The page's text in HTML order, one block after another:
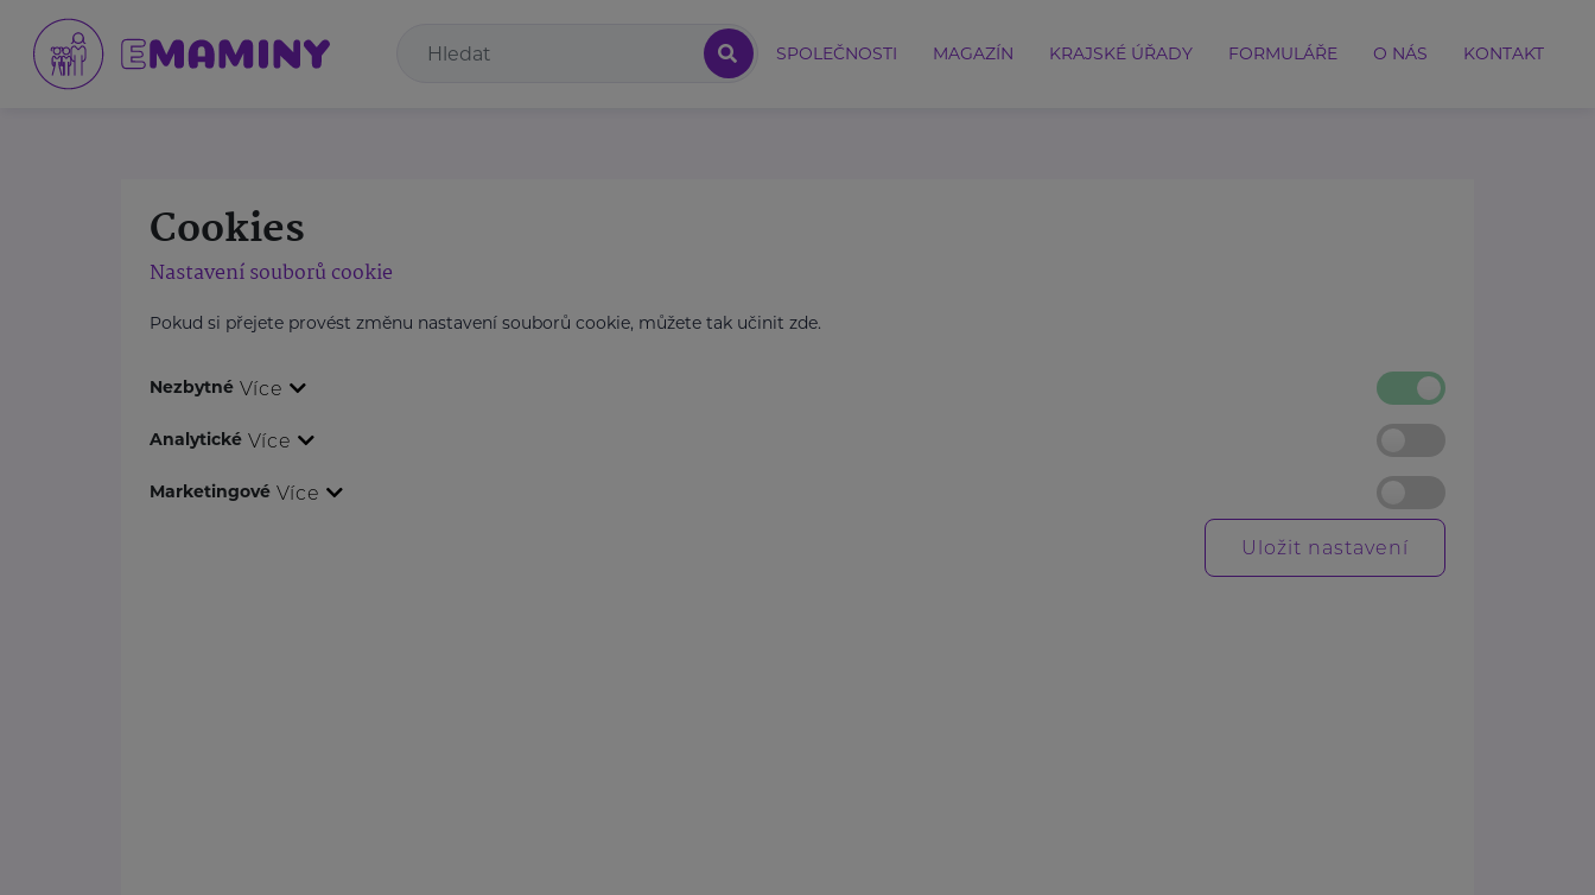
SPOLEČNOSTI MAGAZÍN KRAJSKÉ ÚŘADY FORMULÁŘE O NÁS KONTAKT
Cookies
Nastavení souborů cookie
Pokud si přejete provést změnu nastavení souborů cookie, můžete tak učinit zde.
Nezbytné Více
Analytické Více
Marketingové Více
Uložit nastavení